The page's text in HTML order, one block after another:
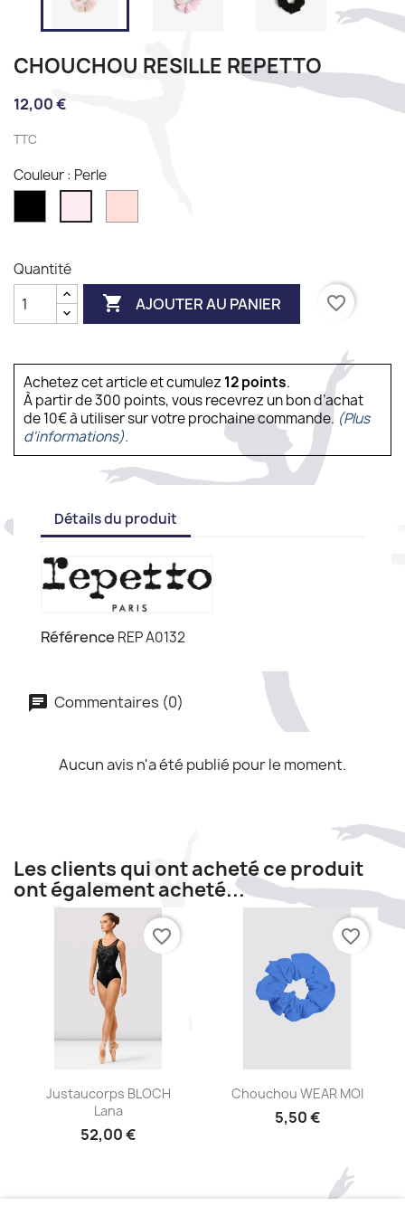
CHOUCHOU RESILLE REPETTO
12,00 €
TTC
Couleur : Perle
Quantité
 AJOUTER AU PANIER favorite_border
Achetez cet article et cumulez 12points.
À partir de 300 points, vous recevrez un bon d’achat
de 10€ à utiliser sur votre prochaine commande. (Plus
d'informations).
Détails du produit
Référence REP A0132
Commentaires (0)
Aucun avis n'a été publié pour le moment.
Les clients qui ont acheté ce produit
ont également acheté...
Aperçu rapide
Justaucorps BLOCH
Lana
52,00 €
favorite_border
Aperçu rapide
+16
Chouchou WEAR MOI
5,50 €
favorite_border